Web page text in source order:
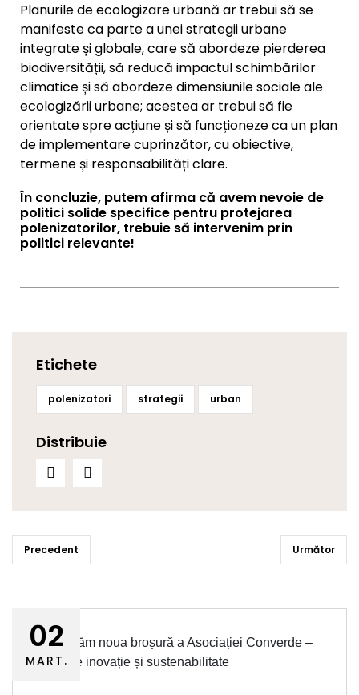
Planurile de ecologizare urbană ar trebui să se
manifeste ca parte a unei strategii urbane
integrate și globale, care să abordeze pierderea
biodiversității, să reducă impactul schimbărilor
climatice și să abordeze dimensiunile sociale ale
ecologizării urbane; acestea ar trebui să fie
orientate spre acțiune și să funcționeze ca un plan
de implementare cuprinzător, cu obiective,
termene și responsabilități clare.
În concluzie, putem afirma că avem nevoie de
politici solide specifice pentru protejarea
polenizatorilor, trebuie să intervenim prin
politici relevante!
Etichete
polenizatori strategii urban
Distribuie
Precedent Următor
02
MART.